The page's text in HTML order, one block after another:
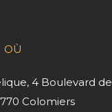
OÙ
4 Boulevard de
Colomiers